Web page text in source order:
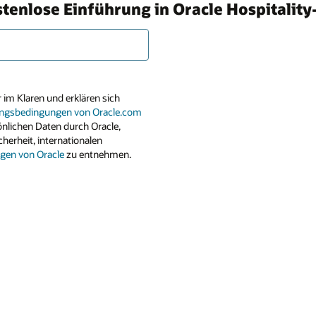
Einführung in Oracle
Klaren und erklären sich
von Oracle.com
Daten durch Oracle,
internationalen
von Oraclezu entnehmen.